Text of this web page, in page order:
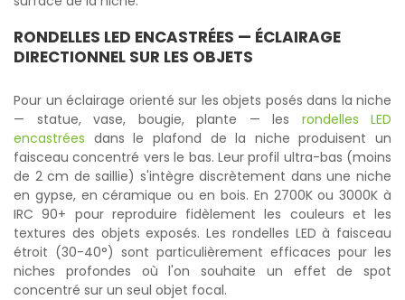
RONDELLES LED ENCASTRÉES — ÉCLAIRAGE
DIRECTIONNEL SUR LES OBJETS
Pour un éclairage orienté sur les objets posés dans la niche
— statue, vase, bougie, plante — les rondelles LED
encastrées dans le plafond de la niche produisent un
faisceau concentré vers le bas. Leur profil ultra-bas (moins
de 2 cm de saillie) s'intègre discrètement dans une niche
en gypse, en céramique ou en bois. En 2700K ou 3000K à
IRC 90+ pour reproduire fidèlement les couleurs et les
textures des objets exposés. Les rondelles LED à faisceau
étroit (30-40°) sont particulièrement efficaces pour les
niches profondes où l'on souhaite un effet de spot
concentré sur un seul objet focal.